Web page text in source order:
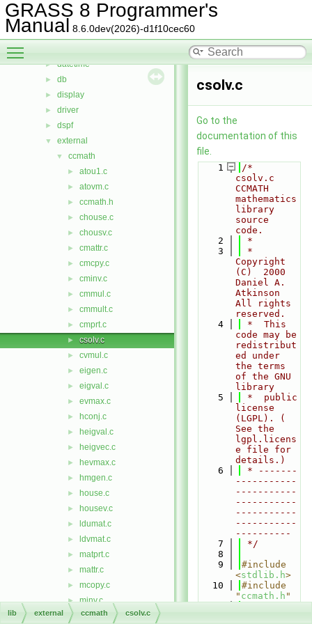
GRASS 8 Programmer's
Manual 8.6.0dev(2026)-d1f10cec60
► cairodriver
► calc
► cdhc
► datetime
► db
► display
► driver
► dspf
▼ external
▼ ccmath
► atou1.c
► atovm.c
► ccmath.h
► chouse.c
► chousv.c
► cmattr.c
► cmcpy.c
► cminv.c
► cmmul.c
► cmmult.c
► cmprt.c
► csolv.c
► cvmul.c
► eigen.c
► eigval.c
► evmax.c
► hconj.c
► heigval.c
► heigvec.c
► hevmax.c
► hmgen.c
► house.c
► housev.c
► ldumat.c
► ldvmat.c
► matprt.c
► mattr.c
► mcopy.c
► minv.c
► mmul.c
csolv.c
Go to the
documentation of this
file.
    1
/*
csolv.c
CCMATH
mathematics
library
source
code.
    2
*
    3
*
Copyright
(C)  2000
Daniel A.
Atkinson
All rights
reserved.
    4
*  This
code may be
redistribut
ed under
the terms
of the GNU
library
    5
*  public
license
(LGPL). (
See the
lgpl.licens
e file for
details.)
    6
* -------
-----------
-----------
-----------
-----------
-----------
----------
    7
*/
    8
    9
#include
<stdlib.h>
   10
#include
" ccmath.h "
lib external ccmath csolv.c